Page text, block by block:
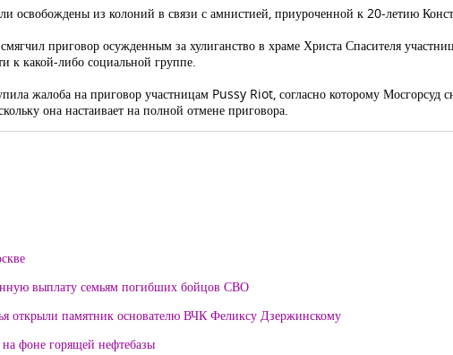
освобождены из колоний в связи с амнистией, приуроченной к 20-летию
приговор осужденным за хулиганство в храме Христа Спасителя
к какой-либо социальной группе.
жалоба на приговор участницам Pussy Riot, согласно которому Мосгорсуд
она настаивает на полной отмене приговора.
выплату семьям погибших бойцов СВО
открыли памятник основателю ВЧК Феликсу Дзержинскому
фоне горящей нефтебазы